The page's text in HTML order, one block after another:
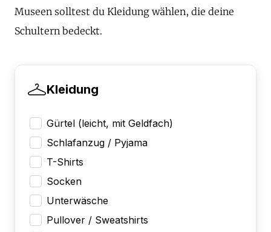
Museen solltest du Kleidung wählen, die deine
Schultern bedeckt.
Kleidung
Gürtel (leicht, mit Geldfach)
Schlafanzug / Pyjama
T-Shirts
Socken
Unterwäsche
Pullover / Sweatshirts